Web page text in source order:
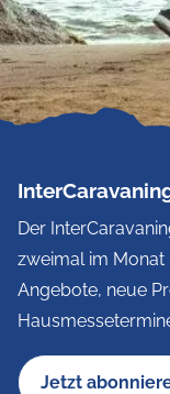
Der
zweimal im
Angebote, neue
Jetzt